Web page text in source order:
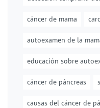
cáncer de mama
autoexamen de la
educación sobre
cáncer de páncreas
causas del cáncer de